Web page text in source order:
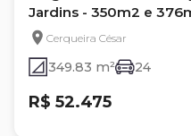
Jardins - 350m2 e
Cerqueira César
349.83 m² 24
R$ 52.475